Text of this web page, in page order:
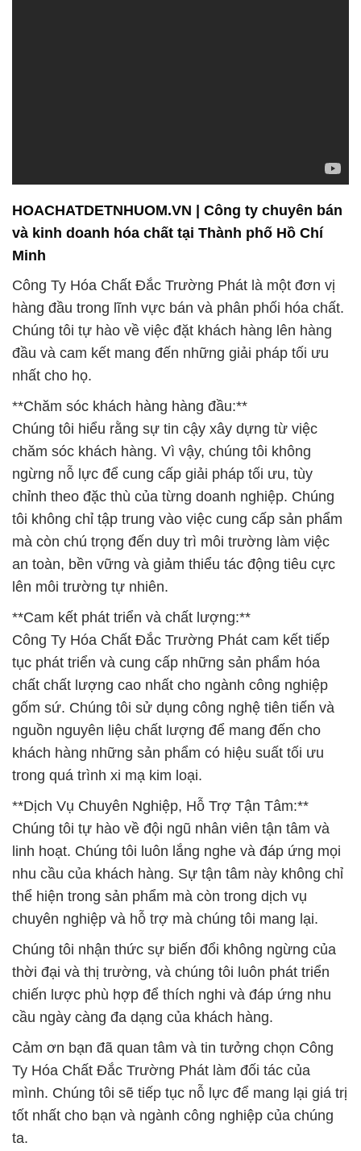
Công Ty Hóa Chất Đắc Trường Phát là một đơn vị
hàng đầu trong lĩnh vực bán và phân phối hóa chất.
Chúng tôi tự hào về việc đặt khách hàng lên hàng
đầu và cam kết mang đến những giải pháp tối ưu
nhất cho họ.
**Chăm sóc khách hàng hàng đầu:**
Chúng tôi hiểu rằng sự tin cậy xây dựng từ việc
chăm sóc khách hàng. Vì vậy, chúng tôi không
ngừng nỗ lực để cung cấp giải pháp tối ưu, tùy
chỉnh theo đặc thù của từng doanh nghiệp. Chúng
tôi không chỉ tập trung vào việc cung cấp sản phẩm
mà còn chú trọng đến duy trì môi trường làm việc
an toàn, bền vững và giảm thiểu tác động tiêu cực
lên môi trường tự nhiên.
**Cam kết phát triển và chất lượng:**
Công Ty Hóa Chất Đắc Trường Phát cam kết tiếp
tục phát triển và cung cấp những sản phẩm hóa
chất chất lượng cao nhất cho ngành công nghiệp
gốm sứ. Chúng tôi sử dụng công nghệ tiên tiến và
nguồn nguyên liệu chất lượng để mang đến cho
khách hàng những sản phẩm có hiệu suất tối ưu
trong quá trình xi mạ kim loại.
**Dịch Vụ Chuyên Nghiệp, Hỗ Trợ Tận Tâm:**
Chúng tôi tự hào về đội ngũ nhân viên tận tâm và
linh hoạt. Chúng tôi luôn lắng nghe và đáp ứng mọi
nhu cầu của khách hàng. Sự tận tâm này không chỉ
thể hiện trong sản phẩm mà còn trong dịch vụ
chuyên nghiệp và hỗ trợ mà chúng tôi mang lại.
Chúng tôi nhận thức sự biến đổi không ngừng của
thời đại và thị trường, và chúng tôi luôn phát triển
chiến lược phù hợp để thích nghi và đáp ứng nhu
cầu ngày càng đa dạng của khách hàng.
Cảm ơn bạn đã quan tâm và tin tưởng chọn Công
Ty Hóa Chất Đắc Trường Phát làm đối tác của
mình. Chúng tôi sẽ tiếp tục nỗ lực để mang lại giá trị
tốt nhất cho bạn và ngành công nghiệp của chúng
ta.
# Địa chỉ phân phối ○ thương mại hóa chất Hạt
Chống Mốc Silicagel \ Silicagel Trung Quốc China
# Nơi chuyên cung ứng µ phân phối hóa chất Hạt
Chống Mốc Silicagel \ Silicagel Trung Quốc China